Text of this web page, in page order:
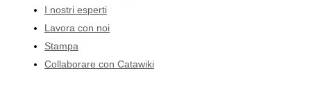
I nostri esperti
Lavora con noi
Stampa
Collaborare con Catawiki